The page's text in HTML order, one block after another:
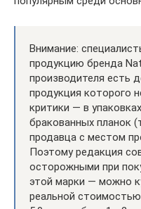
Внимание:
продукцию бренда
производителя есть
продукция которого
критики — в
бракованных планок
продавца с местом
Поэтому редакция
осторожными при
этой марки — можно
реальной